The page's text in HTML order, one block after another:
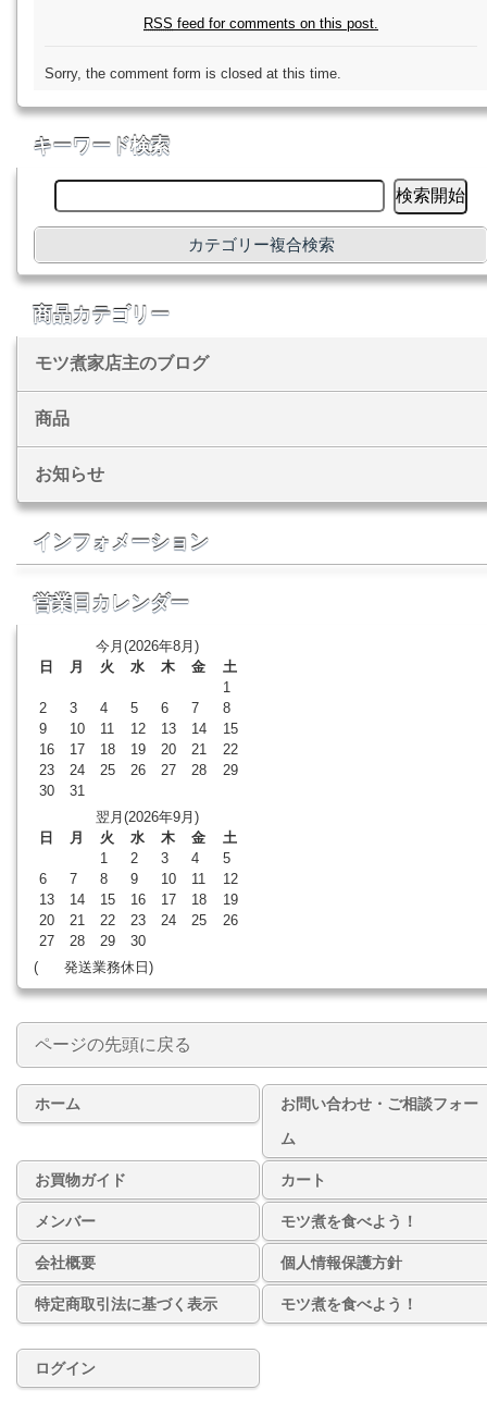
RSS feed for comments on this post.
Sorry, the comment form is closed at this time.
キーワード検索
カテゴリー複合検索
商品カテゴリー
モツ煮家店主のブログ
商品
お知らせ
インフォメーション
営業日カレンダー
今月(2026年8月)
日
月 火 水 木 金
土
1
2
3 4 5 6 7
8
9
10 11 12 13 14
15
16
17 18 19 20 21
22
23
24 25 26 27 28
29
30
31
翌月(2026年9月)
日
月 火 水 木 金
土
1
2 3 4
5
6
7 8 9 10 11
12
13
14 15 16 17 18
19
20
21 22 23 24 25
26
27
28 29
30
(
発送業務休日)
ページの先頭に戻る
ホーム
お問い合わせ・ご相談フォー
ム
お買物ガイド カート
メンバー モツ煮を食べよう！
会社概要 個人情報保護方針
特定商取引法に基づく表示 モツ煮を食べよう！
ログイン